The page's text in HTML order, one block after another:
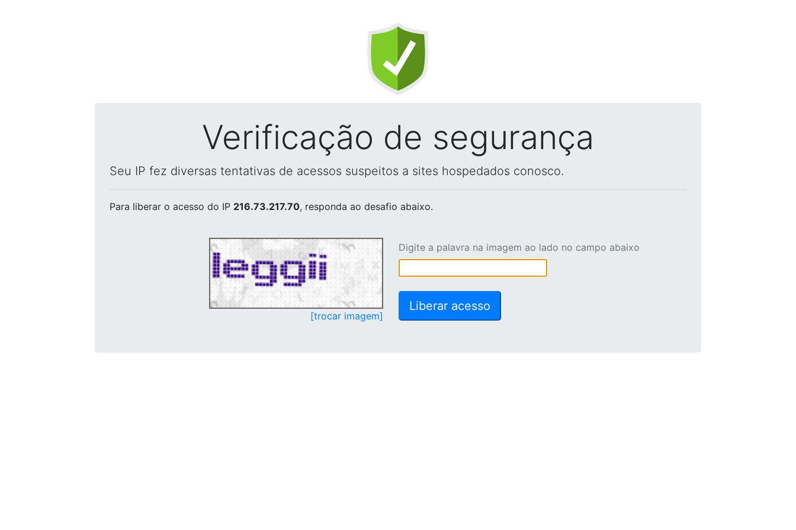
Verificação de segurança
Seu IP fez diversas tentativas de acessos suspeitos a sites hospedados conosco.
Para liberar o acesso do IP 216.73.217.70, responda ao desafio abaixo.
[trocar imagem]
Digite a palavra na imagem ao lado no campo abaixo